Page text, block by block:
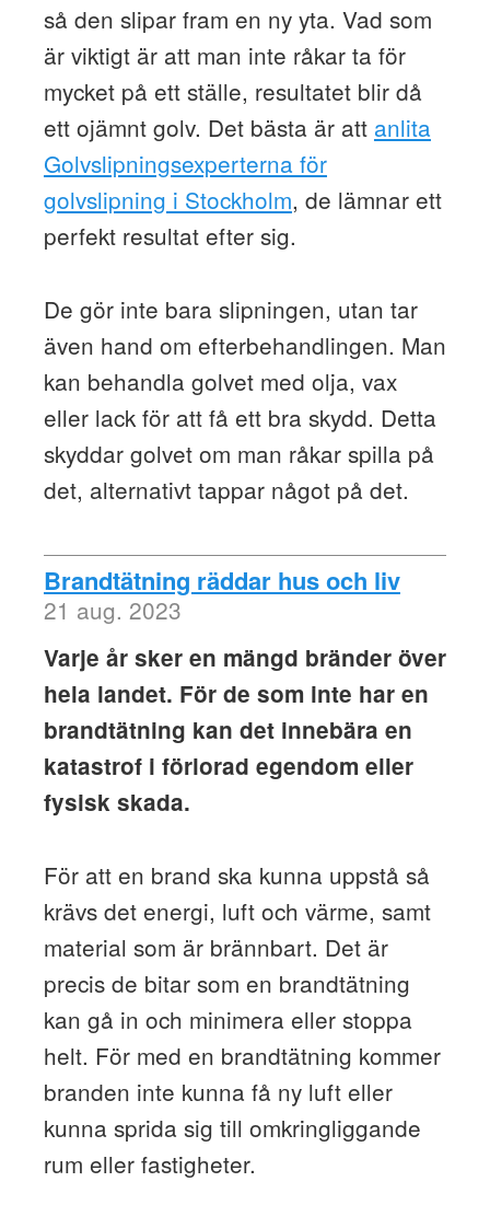
så den slipar fram en ny yta. Vad som
är viktigt är att man inte råkar ta för
mycket på ett ställe, resultatet blir då
ett ojämnt golv. Det bästa är att anlita
Golvslipningsexperterna för
golvslipning i Stockholm, de lämnar ett
perfekt resultat efter sig.
De gör inte bara slipningen, utan tar
även hand om efterbehandlingen. Man
kan behandla golvet med olja, vax
eller lack för att få ett bra skydd. Detta
skyddar golvet om man råkar spilla på
det, alternativt tappar något på det.
Brandtätning räddar hus och liv
21 aug. 2023
Varje år sker en mängd bränder över
hela landet. För de som inte har en
brandtätning kan det innebära en
katastrof i förlorad egendom eller
fysisk skada.
För att en brand ska kunna uppstå så
krävs det energi, luft och värme, samt
material som är brännbart. Det är
precis de bitar som en brandtätning
kan gå in och minimera eller stoppa
helt. För med en brandtätning kommer
branden inte kunna få ny luft eller
kunna sprida sig till omkringliggande
rum eller fastigheter.